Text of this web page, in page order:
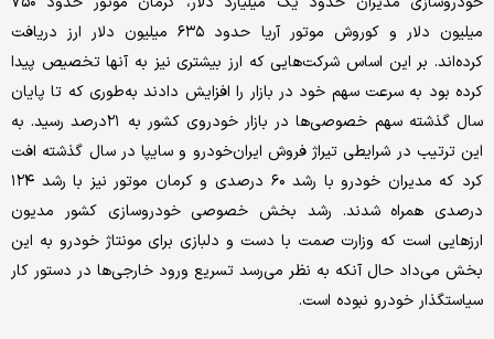
میلیون دلار و کوروش موتور آریا حدود ۶۳۵ میلیون دلار ارز دریافت
کرده‌‌‌اند. بر این اساس شرکت‌هایی که ارز بیشتری نیز به آنها تخصیص پیدا
کرده بود به سرعت سهم خود در بازار را افزایش دادند به‌طوری که تا پایان
سال گذشته سهم خصوصی‌ها در بازار خودروی کشور به ۲۱‌درصد رسید. به
این ترتیب در شرایطی تیراژ فروش ایران‌خودرو و سایپا در سال گذشته افت
کرد که مدیران خودرو با رشد ۶۰ درصدی و کرمان موتور نیز با رشد ۱۲۴
درصدی همراه شدند. رشد بخش خصوصی خودروسازی کشور مدیون
ارز‌هایی است که وزارت صمت با دست و دلبازی برای مونتاژ خودرو به این
بخش می‌داد حال آنکه به نظر می‌رسد تسریع ورود خارجی‌ها در دستور کار
سیاستگذار خودرو نبوده است.